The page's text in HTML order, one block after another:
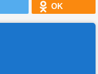
OK